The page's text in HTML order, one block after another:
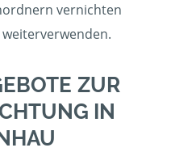
vernichten
ZUR
IN